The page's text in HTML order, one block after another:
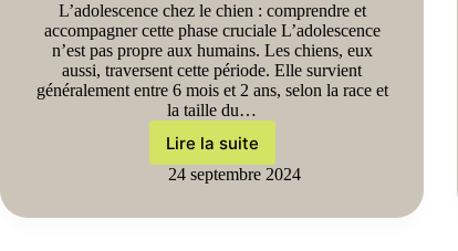
L’adolescence chez le chien : comprendre et
accompagner cette phase cruciale L’adolescence
n’est pas propre aux humains. Les chiens, eux
aussi, traversent cette période. Elle survient
généralement entre 6 mois et 2 ans, selon la race et
la taille du…
Lire la suite
24 septembre 2024